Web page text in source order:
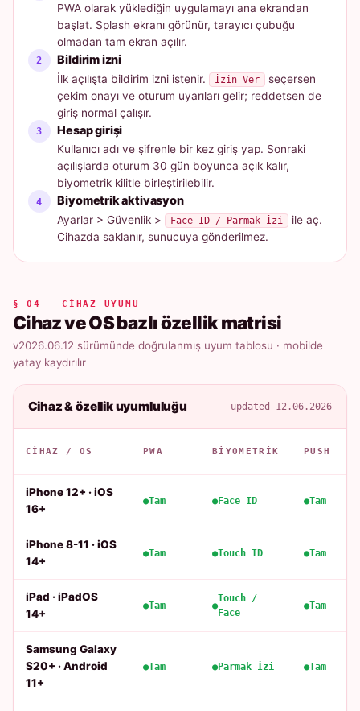
PWA olarak yüklediğin uygulamayı ana ekrandan
başlat. Splash ekranı görünür, tarayıcı çubuğu
olmadan tam ekran açılır.
Bildirim izni
İlk açılışta bildirim izni istenir. İzin Ver
seçersen
çekim onayı ve oturum uyarıları gelir; reddetsen de
giriş normal çalışır.
Hesap girişi
Kullanıcı adı ve şifrenle bir kez giriş yap. Sonraki
açılışlarda oturum 30 gün boyunca açık kalır,
biyometrik kilitle birleştirilebilir.
Biyometrik aktivasyon
Ayarlar > Güvenlik > Face ID / Parmak İzi
ile aç.
Cihazda saklanır, sunucuya gönderilmez.
§ 04 — CIHAZ UYUMU
Cihaz ve OS bazlı özellik matrisi
v2026.06.12 sürümünde doğrulanmış uyum tablosu · mobilde
yatay kaydırılır
Cihaz & özellik uyumluluğu updated 12.06.2026
CIHAZ / OS PWA BIYOMETRIK PUSH
iPhone 12+ · iOS
16+
Tam Face ID Tam
iPhone 8-11 · iOS
14+
Tam Touch ID Tam
iPad · iPadOS
14+
Tam
Touch /
Face
Tam
Samsung Galaxy
S20+ · Android
11+
Tam Parmak İzi Tam